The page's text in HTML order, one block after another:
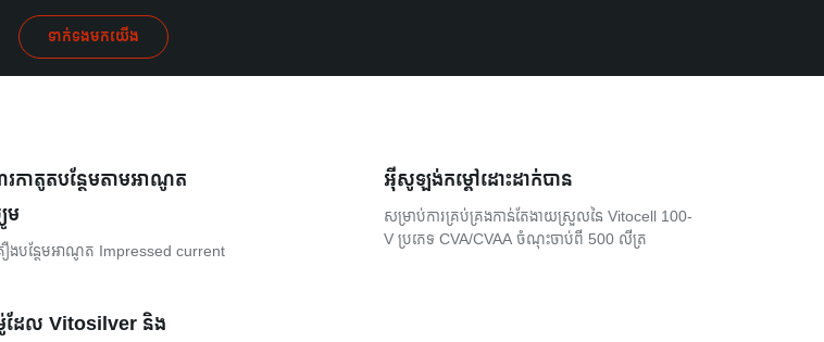
ទាក់ទងមកយើង
ារកាតូតបន្ថែមតាមអាណូត
ម
រឿងបន្ថែមអាណូត Impressed current
អ៊ីសូឡង់កម្តៅដោះដាក់បាន
សម្រាប់ការគ្រប់គ្រងកាន់តែងាយស្រួលនៃ Vitocell 100-
V ប្រភេទ CVA/CVAA ចំណុះចាប់ពី 500 លីត្រ
ដែល Vitosilver និង